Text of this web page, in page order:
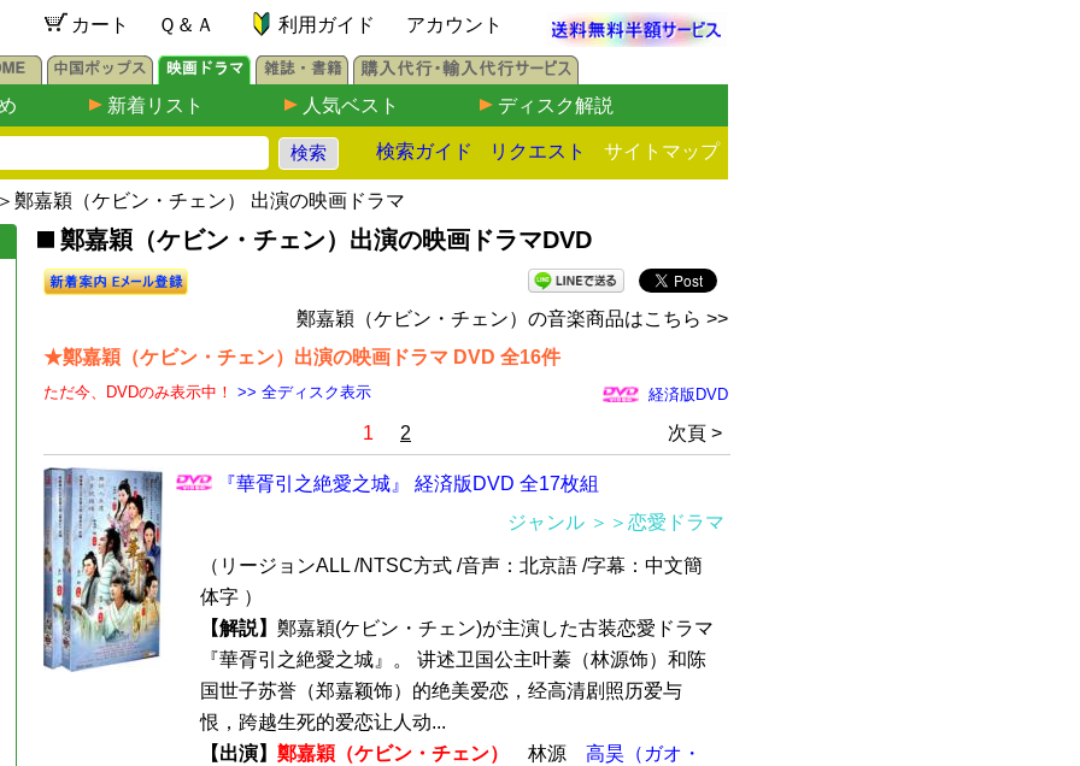
カート Ｑ＆Ａ 利用ガイド アカウント
新着リスト 人気ベスト ディスク解説
検索ガイド リクエスト サイトマップ
＞鄭嘉穎（ケビン・チェン） 出演の映画ドラマ
鄭嘉穎（ケビン・チェン）出演の映画ドラマDVD
鄭嘉穎（ケビン・チェン）の音楽商品はこちら >>
★鄭嘉穎（ケビン・チェン）出演の映画ドラマ DVD 全16件
ただ今、DVDのみ表示中！ >> 全ディスク表示 経済版DVD
次頁 >
1 2
『華胥引之絶愛之城』 経済版DVD 全17枚組
ジャンル ＞＞恋愛ドラマ
（リージョンALL /NTSC方式 /音声：北京語 /字幕：中文簡
体字 ）
【解説】 鄭嘉穎(ケビン・チェン)が主演した古装恋愛ドラマ
『華胥引之絶愛之城』。 讲述卫国公主叶蓁（林源饰）和陈
国世子苏誉（郑嘉颖饰）的绝美爱恋，经高清剧照历爱与
恨，跨越生死的爱恋让人动...
【出演】 鄭嘉穎（ケビン・チェン） 林源 高昊（ガオ・